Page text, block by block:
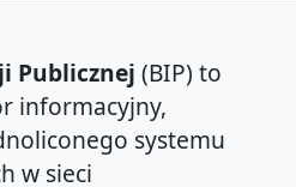
Publicznej (BIP) to
informacyjny,
systemu
w sieci